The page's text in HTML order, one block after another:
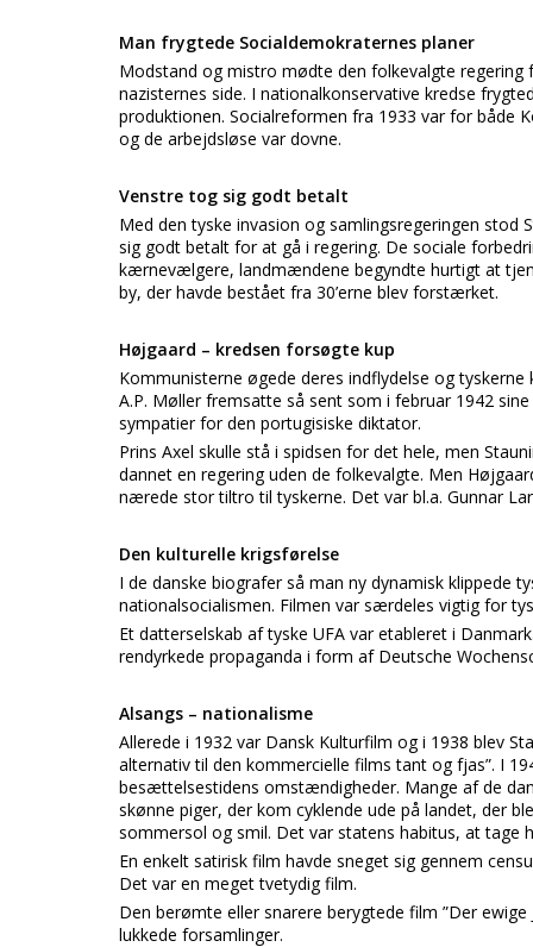
Man frygtede Socialdemokraternes planer
Modstand og mistro mødte den folkevalgte
nazisternes side. I nationalkonservative kredse
produktionen. Socialreformen fra 1933 var for både
og de arbejdsløse var dovne.
Venstre tog sig godt betalt
Med den tyske invasion og samlingsregeringen stod
sig godt betalt for at gå i regering. De sociale
kærnevælgere, landmændene begyndte hurtigt at
by, der havde bestået fra 30’erne blev forstærket.
Højgaard – kredsen forsøgte kup
Kommunisterne øgede deres indflydelse og
A.P. Møller fremsatte så sent som i februar 1942
sympatier for den portugisiske diktator.
Prins Axel skulle stå i spidsen for det hele, men
dannet en regering uden de folkevalgte. Men
nærede stor tiltro til tyskerne. Det var bl.a. Gunnar
Den kulturelle krigsførelse
I de danske biografer så man ny dynamisk klippede
nationalsocialismen. Filmen var særdeles vigtig for
Et datterselskab af tyske UFA var etableret i
rendyrkede propaganda i form af Deutsche
Alsangs – nationalisme
Allerede i 1932 var Dansk Kulturfilm og i 1938 blev
alternativ til den kommercielle films tant og fjas”. I
besættelsestidens omstændigheder. Mange af de
skønne piger, der kom cyklende ude på landet, der
sommersol og smil. Det var statens habitus, at tage
En enkelt satirisk film havde sneget sig gennem
Det var en meget tvetydig film.
Den berømte eller snarere berygtede film ”Der
lukkede forsamlinger.